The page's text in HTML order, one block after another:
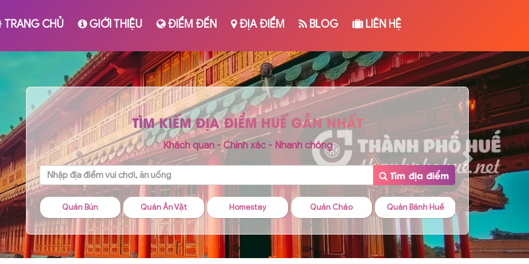
TRANG CHỦ GIỚI THIỆU ĐIỂM ĐẾN ĐỊA ĐIỂM BLOG LIÊN HỆ
TÌM KIẾM ĐỊA ĐIỂM HUẾ GẦN NHẤT
Khách quan - Chính xác - Nhanh chóng
Tìm địa điểm
Quán Ăn Vặt Homestay Quán Cháo Quán Bánh Huế Quán Cafe Quán Bánh